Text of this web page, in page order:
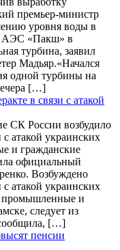
премьер-министр
уровня воды в
АЭС «Пакш» в
турбина, заявил
Мадьяр.«Начался
одной турбины на
[…]
в связи с атакой
СК России возбудило
с атакой украинских
и гражданские
официальный
Возбуждено
с атакой украинских
промышленные и
следует из
[…]
пенсии